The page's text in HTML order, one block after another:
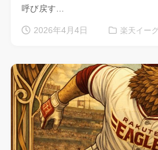
呼び戻す…
2026年4月4日 楽天イー